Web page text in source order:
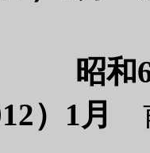
昭和
）1月